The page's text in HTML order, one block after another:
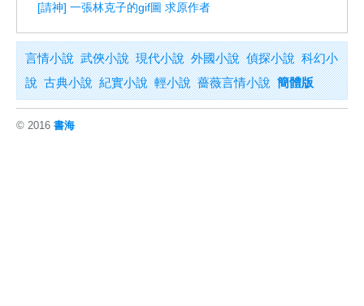
[請神] 一張林克子的gif圖 求原作者
言情小說 武俠小說 現代小說 外國小說 偵探小說 科幻小
說 古典小說 紀實小說 輕小說 薔薇言情小說 簡體版
© 2016 書海